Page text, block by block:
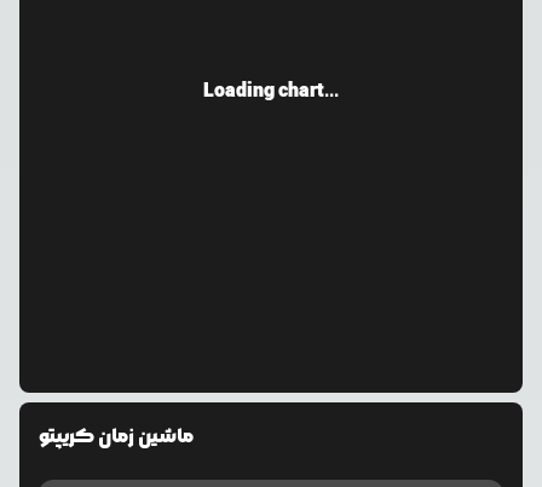
Loading chart...
ماشین زمان کریپتو